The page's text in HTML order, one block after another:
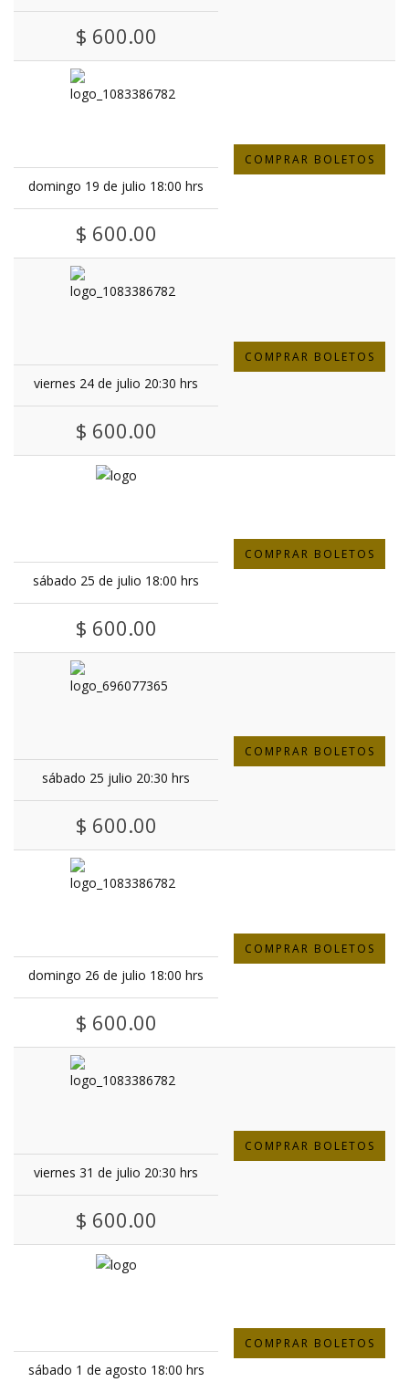
$ 600.00
domingo 19 de julio 18:00 hrs
$ 600.00
COMPRAR BOLETOS
viernes 24 de julio 20:30 hrs
$ 600.00
COMPRAR BOLETOS
sábado 25 de julio 18:00 hrs
$ 600.00
COMPRAR BOLETOS
sábado 25 julio 20:30 hrs
$ 600.00
COMPRAR BOLETOS
domingo 26 de julio 18:00 hrs
$ 600.00
COMPRAR BOLETOS
viernes 31 de julio 20:30 hrs
$ 600.00
COMPRAR BOLETOS
sábado 1 de agosto 18:00 hrs
COMPRAR BOLETOS